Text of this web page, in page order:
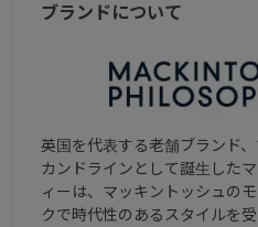
ブランドについて
英国を代表する老舗ブランド
カンドラインとして誕生した
ィーは、マッキントッシュの
クで時代性のあるスタイルを